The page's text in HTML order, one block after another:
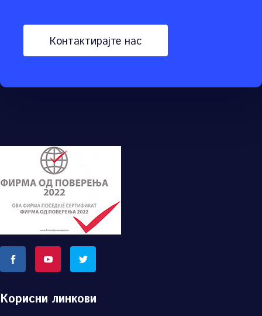
контактирајте нас
Корисни линкови